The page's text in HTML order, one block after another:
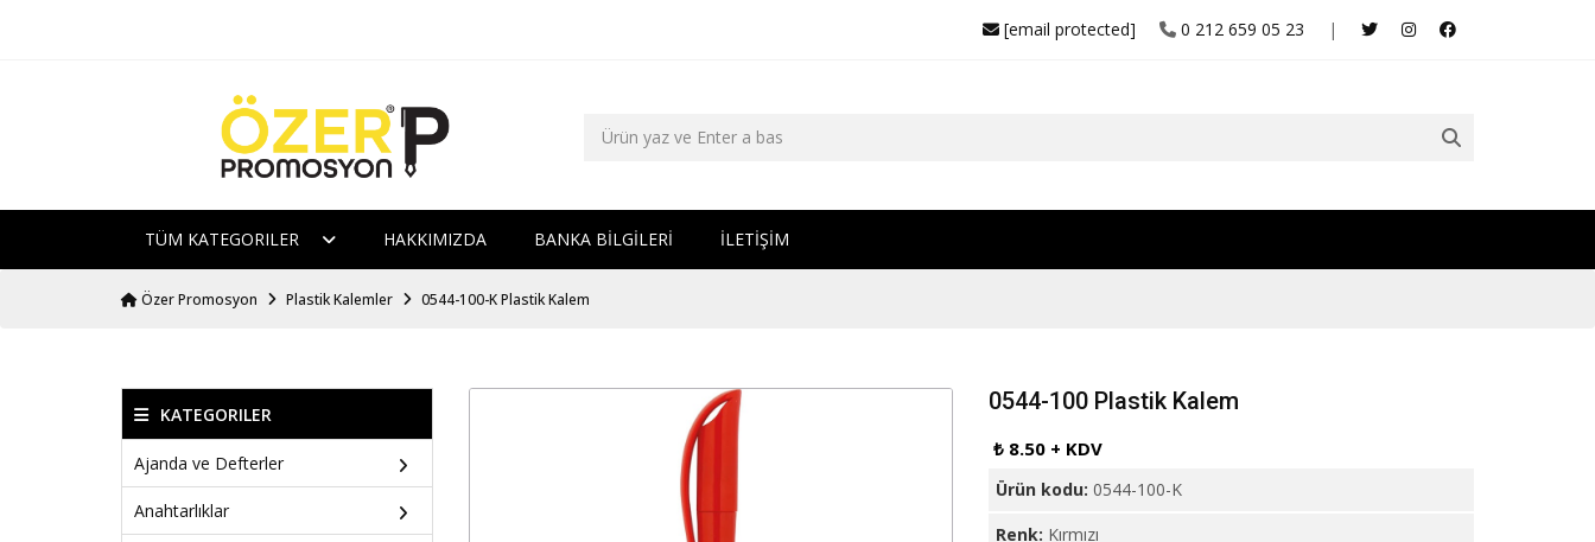
|
0 212 659 05 23
[email protected]
TÜM KATEGORILER HAKKIMIZDA BANKA BİLGİLERİ İLETİŞİM
Özer Promosyon Plastik Kalemler 0544-100-K Plastik Kalem
KATEGORILER
Ajanda ve Defterler
Anahtarlıklar
0544-100 Plastik Kalem
₺ 8.50 + KDV
Ürün kodu: 0544-100-K
Renk: Kırmızı